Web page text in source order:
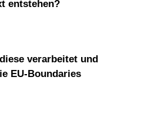
entstehen?
verarbeitet und
EU‑Boundaries